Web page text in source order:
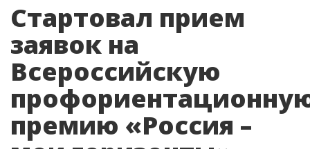
Стартовал прием
заявок на
Всероссийскую
премию «Россия –